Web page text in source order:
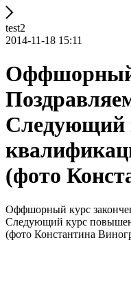
test2
2014-11-18 15:11
Оффшорный
Следующий
(фото
Оффшорный курс
Следующий курс
(фото Константина